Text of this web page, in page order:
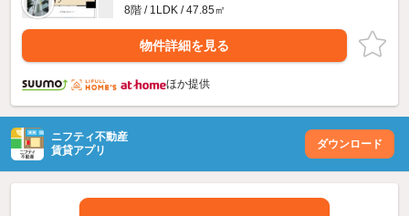
8階 / 1LDK / 47.85㎡
物件詳細を見る
ほか提供
ニフティ不動産
賃貸アプリ
ダウンロード